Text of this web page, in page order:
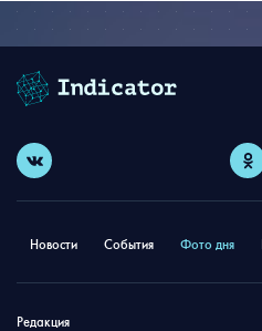
Новости События Фото дня
Редакция